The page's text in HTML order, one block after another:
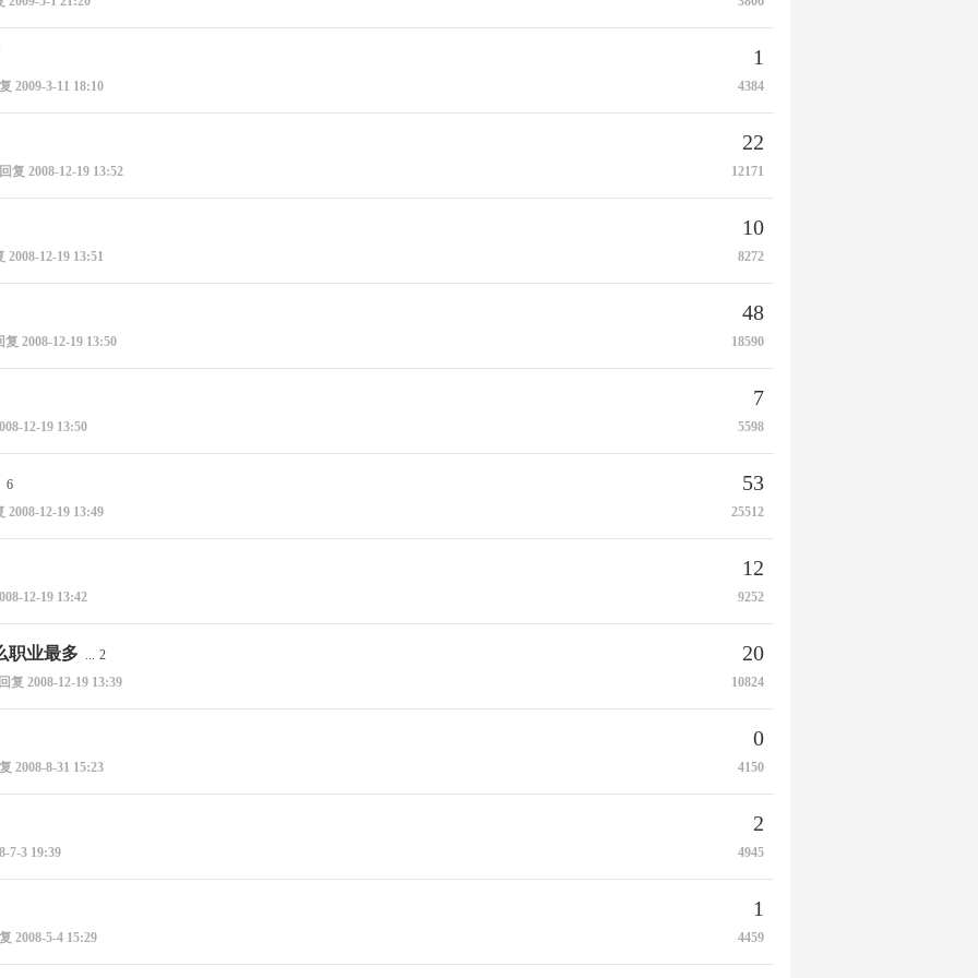
1
4384
2009-3-11 18:10
22
12171
复 2008-12-19 13:52
10
8272
2008-12-19 13:51
48
18590
复 2008-12-19 13:50
7
5598
12-19 13:50
53
6
25512
2008-12-19 13:49
12
9252
12-19 13:42
20
职业最多 ... 2
10824
复 2008-12-19 13:39
0
4150
2008-8-31 15:23
2
4945
7-3 19:39
1
4459
2008-5-4 15:29